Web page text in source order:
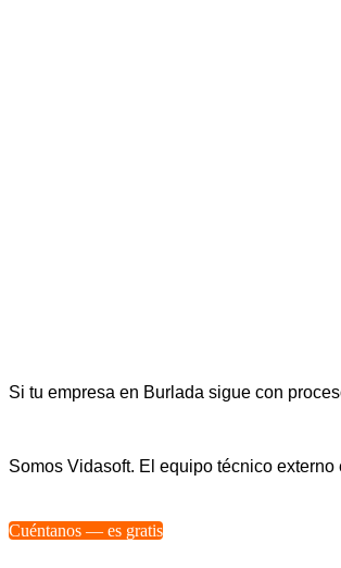
Si tu empresa en Burlada sigue con
Somos Vidasoft. El equipo técnico
Cuéntanos — es gratis